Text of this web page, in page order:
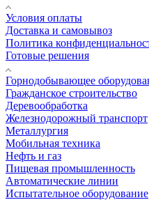
Условия оплаты
Доставка и самовывоз
Политика
Готовые решения
Горнодобывающее
Гражданское строительство
Деревообработка
Железнодорожный транспорт
Металлургия
Мобильная техника
Нефть и газ
Пищевая промышленность
Автоматические линии
Испытательное оборудование